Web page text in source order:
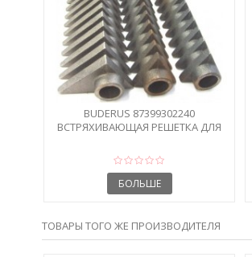
BUDERUS 87399302240
ВСТРЯХИВАЮЩАЯ РЕШЕТКА ДЛЯ
БОЛЬШЕ
ТОВАРЫ ТОГО ЖЕ ПРОИЗВОДИТЕЛЯ